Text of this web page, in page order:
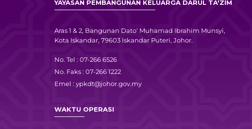
YAYASAN PEMBANGUNAN KELUARGA DARUL TA'ZIM
Aras 1 & 2, Bangunan Dato' Muhamad Ibrahim Munsyi,
Kota Iskandar, 79603 Iskandar Puteri, Johor.
No. Tel : 07-266 6526
No. Faks : 07-266 1222
Emel : ypkdt@johor.gov.my
WAKTU OPERASI